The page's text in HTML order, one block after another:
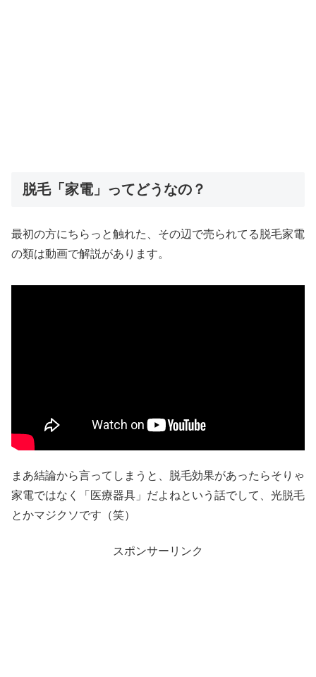
脱毛「家電」ってどうなの？
最初の方にちらっと触れた、その辺で売られてる脱毛家電
の類は動画で解説があります。
まあ結論から言ってしまうと、脱毛効果があったらそりゃ
家電ではなく「医療器具」だよねという話でして、光脱毛
とかマジクソです（笑）
スポンサーリンク